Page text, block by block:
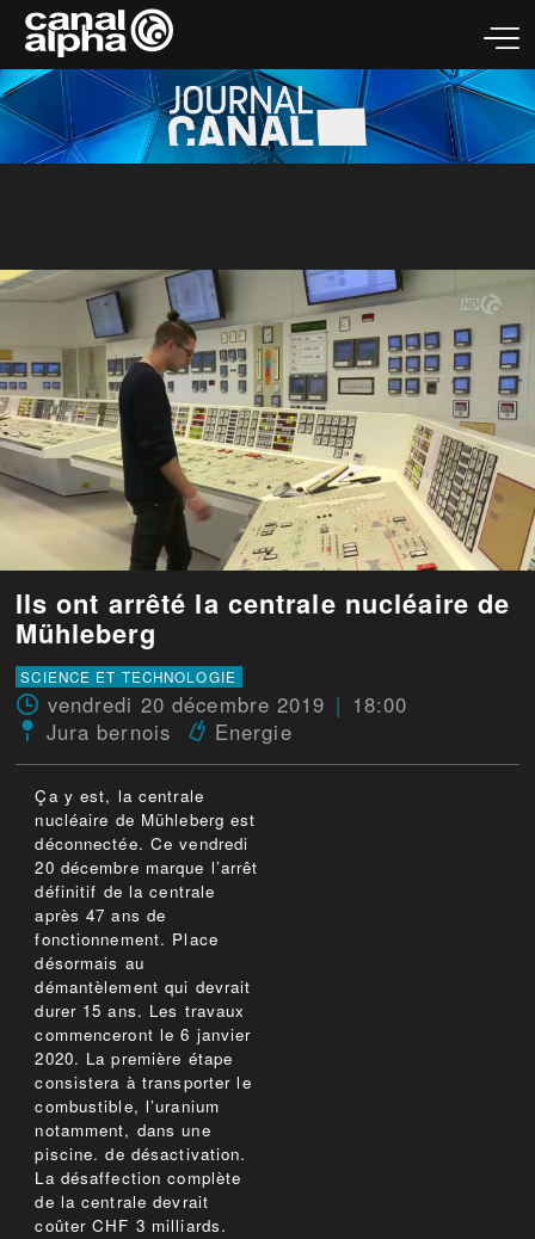
Ils ont arrêté la centrale nucléaire de
Mühleberg
SCIENCE ET TECHNOLOGIE
vendredi 20 décembre 2019
18:00
Jura bernois
Energie
Ça y est, la centrale
nucléaire de Mühleberg est
déconnectée. Ce vendredi
20 décembre marque l’arrêt
définitif de la centrale
après 47 ans de
fonctionnement. Place
désormais au
démantèlement qui devrait
durer 15 ans. Les travaux
commenceront le 6 janvier
2020. La première étape
consistera à transporter le
combustible, l’uranium
notamment, dans une
piscine. de désactivation.
La désaffection complète
de la centrale devrait
coûter CHF 3 milliards.